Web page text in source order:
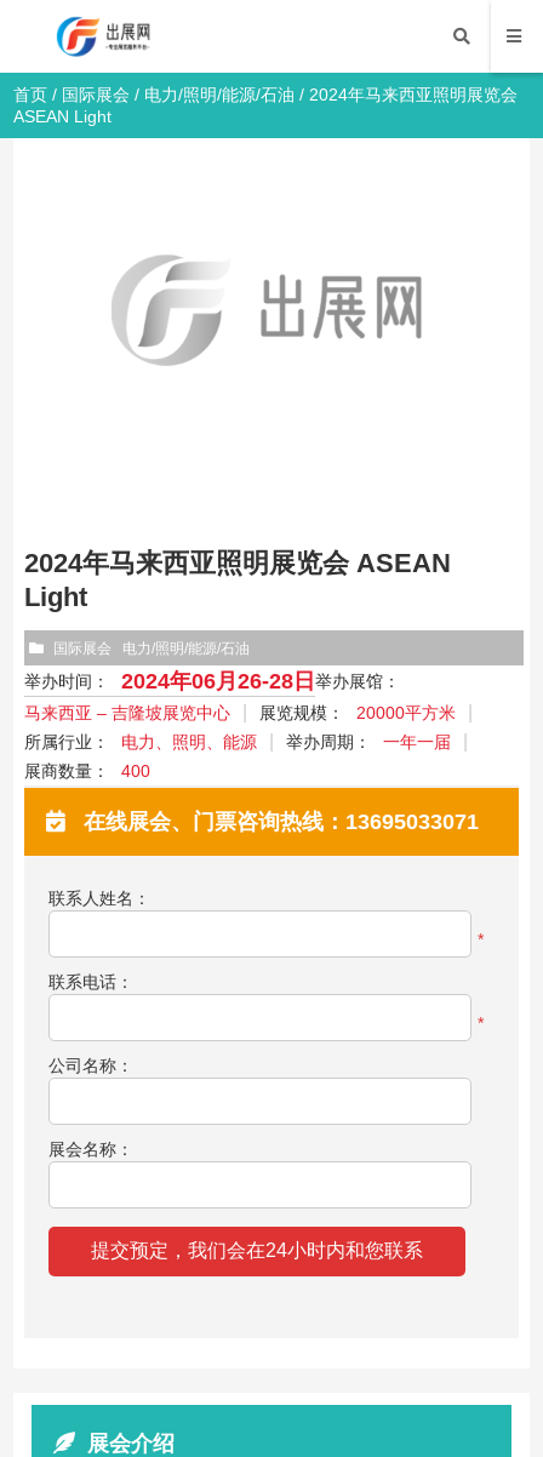
首页 / 国际展会 / 电力/照明/能源/石油 / 2024年马来西亚照明展览会
ASEAN Light
2024年马来西亚照明展览会 ASEAN
Light
国际展会 电力/照明/能源/石油
举办时间： 2024年06月26-28日 举办展馆：
马来西亚 – 吉隆坡展览中心
展览规模：
20000平方米
所属行业：
电力、照明、能源 举办周期：
一年一届
展商数量：
400
在线展会、门票咨询热线：13695033071
联系人姓名：
*
联系电话：
*
公司名称：
展会名称：
展会介绍